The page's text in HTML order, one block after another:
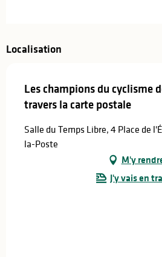
Localisation
Les champions du cyclisme
travers la carte postale
Salle du Temps Libre, 4 Place de
la-Poste
M'y
J'y vais en